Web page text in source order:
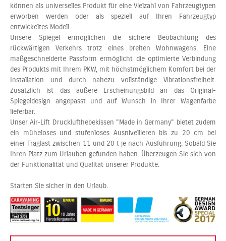
können als universelles Produkt für eine Vielzahl von Fahrzeugtypen
erworben werden oder als speziell auf Ihren Fahrzeugtyp
entwickeltes Modell.
Unsere Spiegel ermöglichen die sichere Beobachtung des
rückwärtigen Verkehrs trotz eines breiten Wohnwagens. Eine
maßgeschneiderte Passform ermöglicht die optimierte Verbindung
des Produkts mit Ihrem PKW, mit höchstmöglichem Komfort bei der
Installation und durch nahezu vollständige Vibrationsfreiheit.
Zusätzlich ist das äußere Erscheinungsbild an das Original-
Spiegeldesign angepasst und auf Wunsch in Ihrer Wagenfarbe
lieferbar.
Unser Air-Lift Drucklufthebekissen "Made in Germany" bietet zudem
ein müheloses und stufenloses Ausnivellieren bis zu 20 cm bei
einer Traglast zwischen 11 und 20 t je nach Ausführung. Sobald Sie
Ihren Platz zum Urlauben gefunden haben. Überzeugen Sie sich von
der Funktionalität und Qualität unserer Produkte.
Starten Sie sicher in den Urlaub.